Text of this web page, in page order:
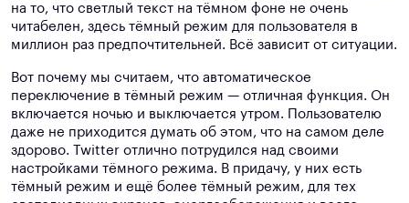
на то, что светлый текст на тёмном фоне не очень
читабелен, здесь тёмный режим для пользователя в
миллион раз предпочтительней. Всё зависит от ситуации.
Вот почему мы считаем, что автоматическое
переключение в тёмный режим — отличная функция. Он
включается ночью и выключается утром. Пользователю
даже не приходится думать об этом, что на самом деле
здорово. Twitter отлично потрудился над своими
настройками тёмного режима. В придачу, у них есть
тёмный режим и ещё более тёмный режим, для тех